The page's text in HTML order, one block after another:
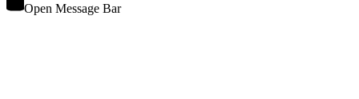
Open Message Bar